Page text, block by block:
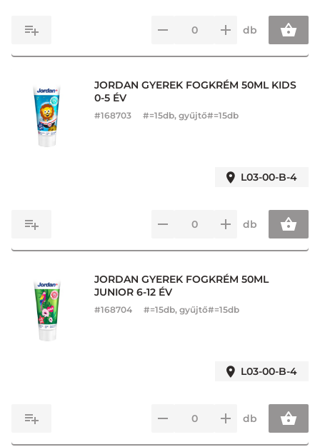
db
JORDAN GYEREK FOGKRÉM 50ML KIDS
0-5 ÉV
#168703 #=15db, gyűjtő#=15db
L03-00-B-4
db
JORDAN GYEREK FOGKRÉM 50ML
JUNIOR 6-12 ÉV
#168704 #=15db, gyűjtő#=15db
L03-00-B-4
db